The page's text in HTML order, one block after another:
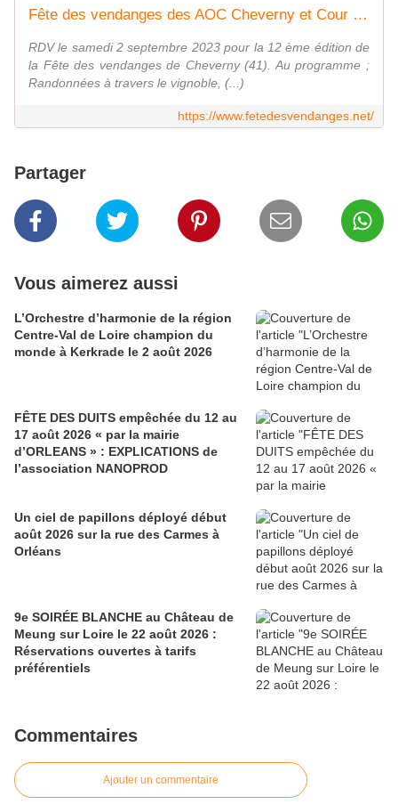
Fête des vendanges des AOC Cheverny et Cour Cheverny
RDV le samedi 2 septembre 2023 pour la 12 ème édition de
la Fête des vendanges de Cheverny (41). Au programme ;
Randonnées à travers le vignoble, (...)
https://www.fetedesvendanges.net/
Partager
Vous aimerez aussi
L’Orchestre d’harmonie de la région
Centre-Val de Loire champion du
monde à Kerkrade le 2 août 2026
FÊTE DES DUITS empêchée du 12 au
17 août 2026 « par la mairie
d’ORLEANS » : EXPLICATIONS de
l’association NANOPROD
Un ciel de papillons déployé début
août 2026 sur la rue des Carmes à
Orléans
9e SOIRÉE BLANCHE au Château de
Meung sur Loire le 22 août 2026 :
Réservations ouvertes à tarifs
préférentiels
Commentaires
Ajouter un commentaire